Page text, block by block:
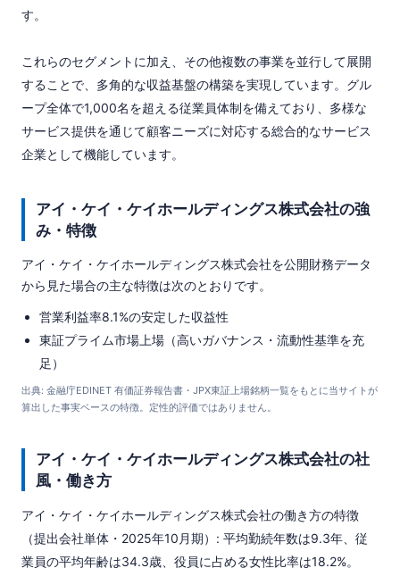
す。
これらのセグメントに加え、その他複数の事業を並行して展開
することで、多角的な収益基盤の構築を実現しています。グル
ープ全体で1,000名を超える従業員体制を備えており、多様な
サービス提供を通じて顧客ニーズに対応する総合的なサービス
企業として機能しています。
アイ・ケイ・ケイホールディングス株式会社の強
み・特徴
アイ・ケイ・ケイホールディングス株式会社を公開財務データ
から見た場合の主な特徴は次のとおりです。
営業利益率8.1%の安定した収益性
東証プライム市場上場（高いガバナンス・流動性基準を充
足）
出典: 金融庁EDINET 有価証券報告書・JPX東証上場銘柄一覧をもとに当サイトが
算出した事実ベースの特徴。定性的評価ではありません。
アイ・ケイ・ケイホールディングス株式会社の社
風・働き方
アイ・ケイ・ケイホールディングス株式会社の働き方の特徴
（提出会社単体・2025年10月期）: 平均勤続年数は9.3年、従
業員の平均年齢は34.3歳、役員に占める女性比率は18.2%。